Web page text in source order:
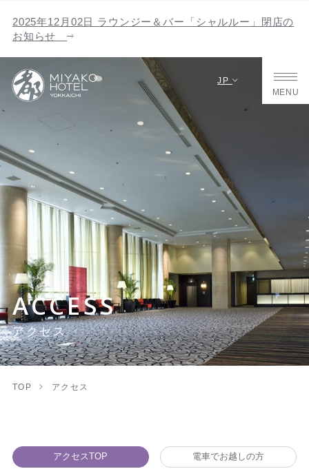
JP
MENU
ACCESS
アクセス
2025年12月02日 ラウンジー＆バー「シャルルー」閉店の
お知らせ
TOP アクセス
アクセスTOP 電車でお越しの方